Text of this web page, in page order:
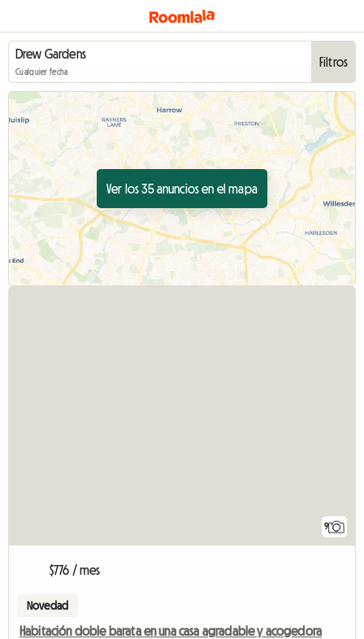
Cualquier fecha
Filtros
Ver los 35 anuncios en el mapa
9
$776 / mes
Novedad
Habitación doble barata en una casa agradable y acogedora